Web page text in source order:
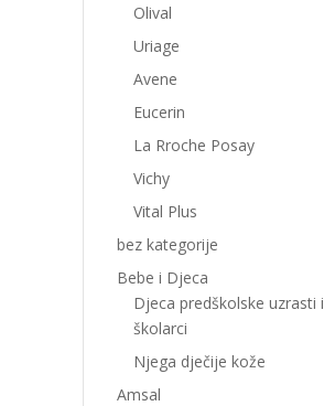
Olival
Uriage
Avene
Eucerin
La Rroche Posay
Vichy
Vital Plus
bez kategorije
Bebe i Djeca
Djeca predškolske uzrasti i
školarci
Njega dječije kože
Amsal